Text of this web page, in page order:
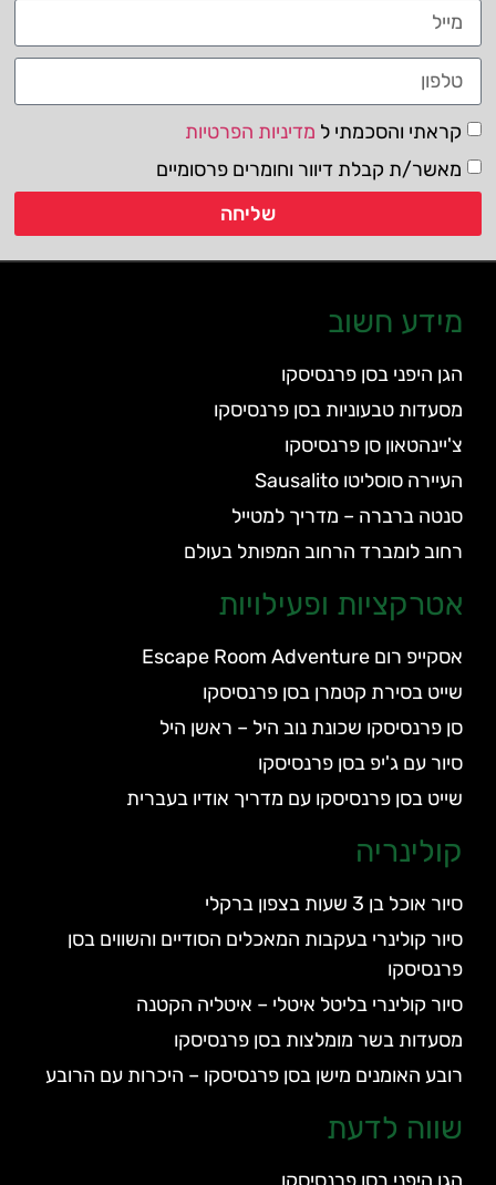
קראתי והסכמתי ל מדיניות הפרטיות
מאשר/ת קבלת דיוור וחומרים פרסומיים
שליחה
מידע חשוב
הגן היפני בסן פרנסיסקו
מסעדות טבעוניות בסן פרנסיסקו
צ'יינהטאון סן פרנסיסקו
העיירה סוסליטו Sausalito
סנטה ברברה – מדריך למטייל
רחוב לומברד הרחוב המפותל בעולם
אטרקציות ופעילויות
אסקייפ רום Escape Room Adventure
שייט בסירת קטמרן בסן פרנסיסקו
סן פרנסיסקו שכונת נוב היל – ראשן היל
סיור עם ג'יפ בסן פרנסיסקו
שייט בסן פרנסיסקו עם מדריך אודיו בעברית
קולינריה
סיור אוכל בן 3 שעות בצפון ברקלי
סיור קולינרי בעקבות המאכלים הסודיים והשווים בסן
פרנסיסקו
סיור קולינרי בליטל איטלי – איטליה הקטנה
מסעדות בשר מומלצות בסן פרנסיסקו
רובע האומנים מישן בסן פרנסיסקו – היכרות עם הרובע
שווה לדעת